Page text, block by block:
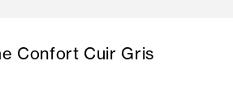
Confort Cuir Gris